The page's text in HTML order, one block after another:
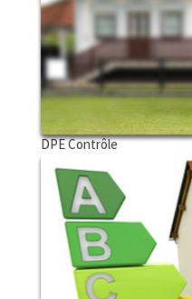
DPE Contrôle